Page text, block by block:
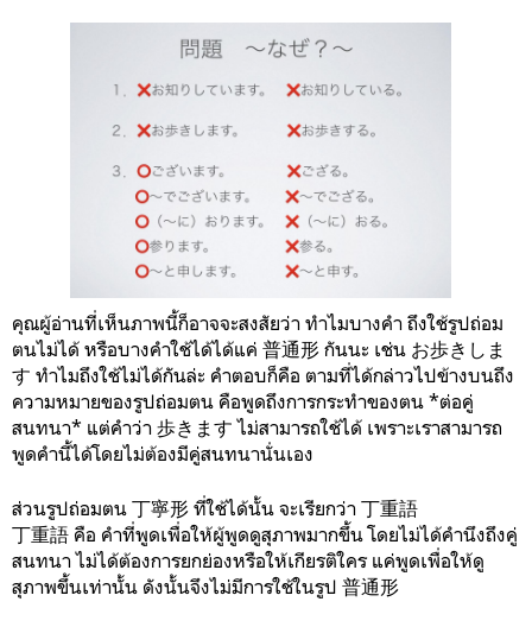
คุณผู้อ่านที่เห็นภาพนี้ก็อาจจะสงสัยว่า ทำไมบางคำ ถึงใช้รูปถ่อม
ตนไม่ได้ หรือบางคำใช้ได้ได้แค่ 普通形 กันนะ เช่น お歩きしま
す ทำไมถึงใช้ไม่ได้กันล่ะ คำตอบก็คือ ตามที่ได้กล่าวไปข้างบนถึง
ความหมายของรูปถ่อมตน คือพูดถึงการกระทำของตน *ต่อคู่
สนทนา* แต่คำว่า 歩きます ไม่สามารถใช้ได้ เพราะเราสามารถ
พูดคำนี้ได้โดยไม่ต้องมีคู่สนทนานั่นเอง
ส่วนรูปถ่อมตน 丁寧形 ที่ใช้ได้นั้น จะเรียกว่า 丁重語
丁重語 คือ คำที่พูดเพื่อให้ผู้พูดดูสุภาพมากขึ้น โดยไม่ได้คำนึงถึงคู่
สนทนา ไม่ได้ต้องการยกย่องหรือให้เกียรติใคร แค่พูดเพื่อให้ดู
สุภาพขึ้นเท่านั้น ดังนั้นจึงไม่มีการใช้ในรูป 普通形